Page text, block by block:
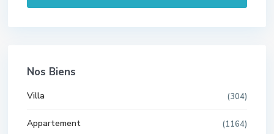
Nos Biens
Villa (304)
Appartement (1164)